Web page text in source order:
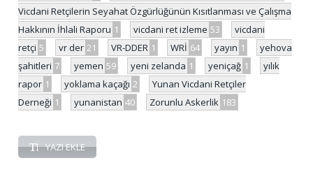
Vicdani Retçilerin Seyahat Özgürlüğünün Kısıtlanması ve Çalışma
Hakkının İhlali Raporu 1 vicdani ret izleme 53
vicdani
retçi 5 vr der 21 VR-DDER 1 WRİ 64 yayın 1
yehova
şahitleri 7 yemen 59 yeni zelanda 1 yeniçağ 1
yılık
rapor 1 yoklama kaçağı 2
Yunan Vicdani Retçiler
Derneği 1 yunanistan 40 Zorunlu Askerlik 183
YAZI EKLE